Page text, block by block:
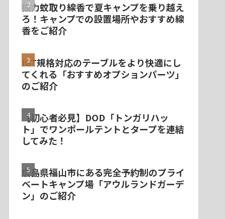
強力蚊取り線香で夏キャンプを乗り越え
ろ！キャンプでの設置場所やおすすめ線
香をご紹介
IGT規格対応のテーブルをより快適にし
てくれる「おすすめオプションパーツ」
のご紹介
【初心者必見】DOD「トンガリハッ
ト」でワンポールテントとタープを連結
してみた！
広島県福山市にある完全予約制のプライ
ベートキャンプ場「アウルランドガーデ
ン」のご紹介